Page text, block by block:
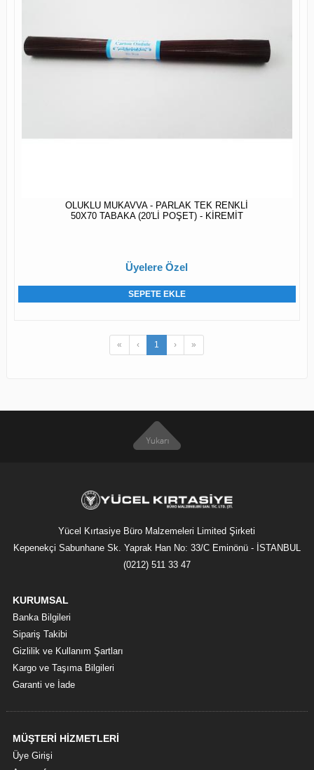
OLUKLU MUKAVVA - PARLAK TEK RENKLİ
50X70 TABAKA (20'Lİ POŞET) - KİREMİT
Üyelere Özel
SEPETE EKLE
« ‹ 1 › »
Yücel Kırtasiye Büro Malzemeleri Limited Şirketi
Kepenekçi Sabunhane Sk. Yaprak Han No: 33/C Eminönü - İSTANBUL
(0212) 511 33 47
KURUMSAL
Banka Bilgileri
Sipariş Takibi
Gizlilik ve Kullanım Şartları
Kargo ve Taşıma Bilgileri
Garanti ve İade
MÜŞTERİ HİZMETLERİ
Üye Girişi